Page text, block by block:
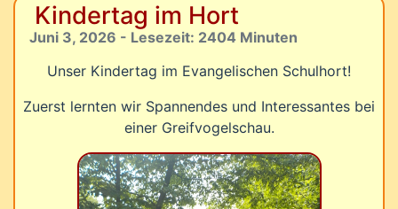
Kindertag im Hort
Juni 3, 2026 - Lesezeit: 2404 Minuten
Unser Kindertag im Evangelischen Schulhort!
Zuerst lernten wir Spannendes und Interessantes bei
einer Greifvogelschau.